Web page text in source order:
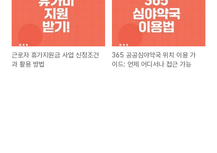
근로자 휴가지원금 사업 신청조건
과 활용 방법
365 공공심야약국 위치 이용 가
이드: 언제 어디서나 접근 가능